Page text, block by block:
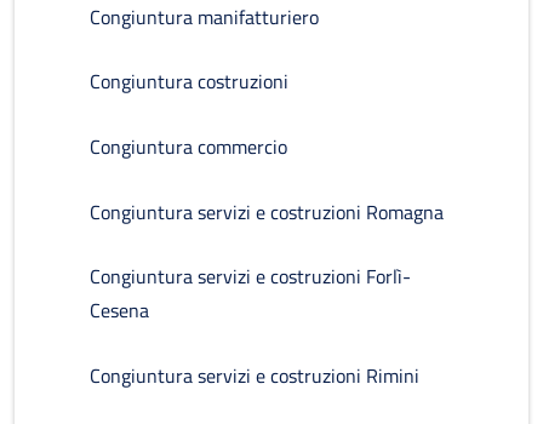
Congiuntura manifatturiero
Congiuntura costruzioni
Congiuntura commercio
Congiuntura servizi e costruzioni Romagna
Congiuntura servizi e costruzioni Forlì-
Cesena
Congiuntura servizi e costruzioni Rimini